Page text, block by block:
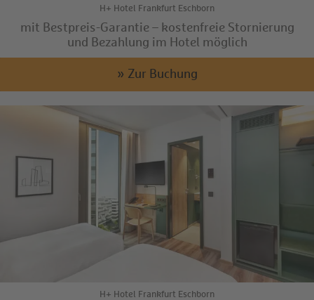
H+ Hotel Frankfurt Eschborn
mit Bestpreis-Garantie – kostenfreie Stornierung
und Bezahlung im Hotel möglich
» Zur Buchung
H+ Hotel Frankfurt Eschborn